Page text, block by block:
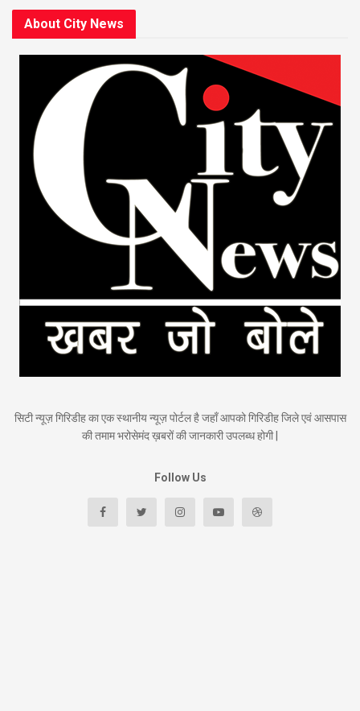
About City News
सिटी न्यूज़ गिरिडीह का एक स्थानीय न्यूज़ पोर्टल है जहाँ आपको गिरिडीह जिले एवं आसपास
की तमाम भरोसेमंद ख़बरों की जानकारी उपलब्ध होगी |
Follow Us